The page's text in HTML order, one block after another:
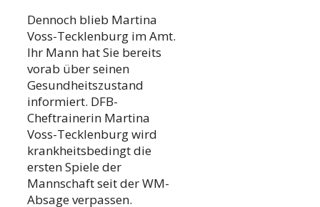
Dennoch blieb Martina
Voss-Tecklenburg im Amt.
Ihr Mann hat Sie bereits
vorab über seinen
Gesundheitszustand
informiert. DFB-
Cheftrainerin Martina
Voss-Tecklenburg wird
krankheitsbedingt die
ersten Spiele der
Mannschaft seit der WM-
Absage verpassen.